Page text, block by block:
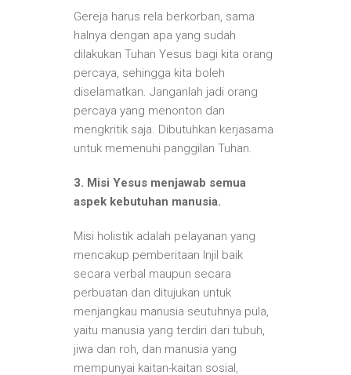
Gereja harus rela berkorban, sama
halnya dengan apa yang sudah
dilakukan Tuhan Yesus bagi kita orang
percaya, sehingga kita boleh
diselamatkan. Janganlah jadi orang
percaya yang menonton dan
mengkritik saja. Dibutuhkan kerjasama
untuk memenuhi panggilan Tuhan.
3. Misi Yesus menjawab semua
aspek kebutuhan manusia.
Misi holistik adalah pelayanan yang
mencakup pemberitaan Injil baik
secara verbal maupun secara
perbuatan dan ditujukan untuk
menjangkau manusia seutuhnya pula,
yaitu manusia yang terdiri dari tubuh,
jiwa dan roh, dan manusia yang
mempunyai kaitan-kaitan sosial,